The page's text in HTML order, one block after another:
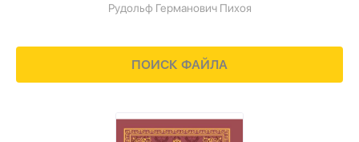
Рудольф Германович Пихоя
ПОИСК ФАЙЛА